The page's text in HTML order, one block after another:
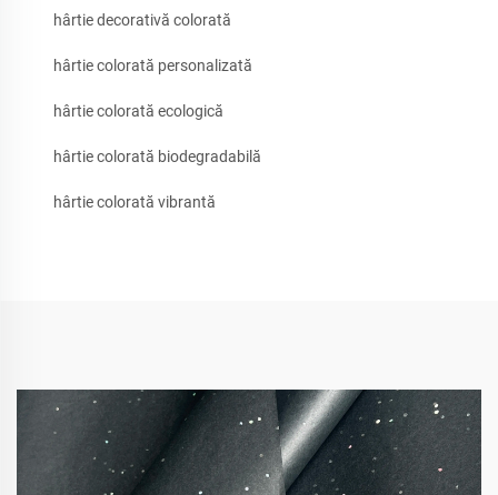
hârtie decorativă colorată
hârtie colorată personalizată
hârtie colorată ecologică
hârtie colorată biodegradabilă
hârtie colorată vibrantă